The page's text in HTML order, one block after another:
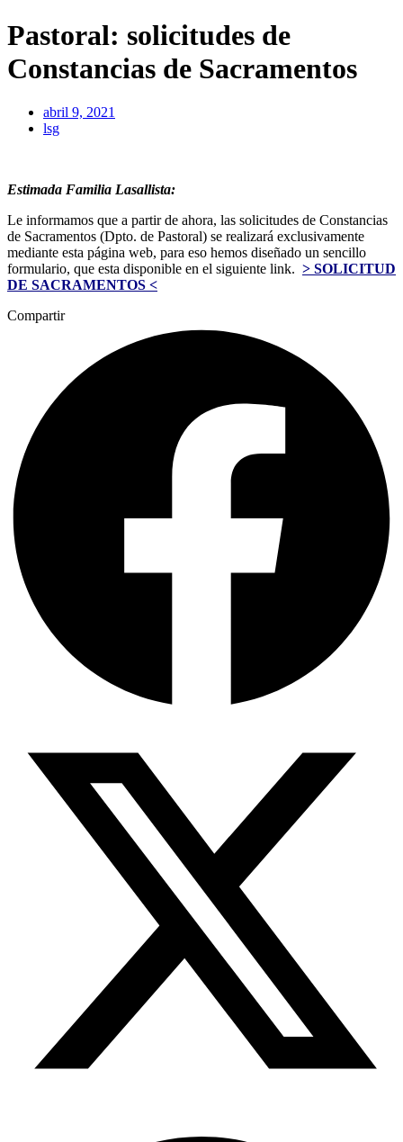
Pastoral: solicitudes de
Constancias de Sacramentos
abril 9, 2021
lsg
Estimada Familia Lasallista:
Le informamos que a partir de ahora, las solicitudes de Constancias
de Sacramentos (Dpto. de Pastoral) se realizará exclusivamente
mediante esta página web, para eso hemos diseñado un sencillo
formulario, que esta disponible en el siguiente link. > SOLICITUD
DE SACRAMENTOS <
Compartir